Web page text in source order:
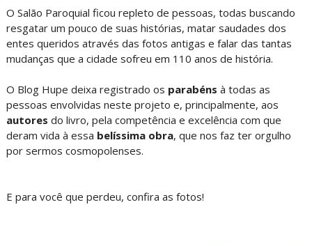
O Salão Paroquial ficou repleto de pessoas, todas buscando
resgatar um pouco de suas histórias, matar saudades dos
entes queridos através das fotos antigas e falar das tantas
mudanças que a cidade sofreu em 110 anos de história.
O Blog Hupe deixa registrado os parabéns à todas as
pessoas envolvidas neste projeto e, principalmente, aos
autores do livro, pela competência e excelência com que
deram vida à essa belíssima obra, que nos faz ter orgulho
por sermos cosmopolenses.
E para você que perdeu, confira as fotos!